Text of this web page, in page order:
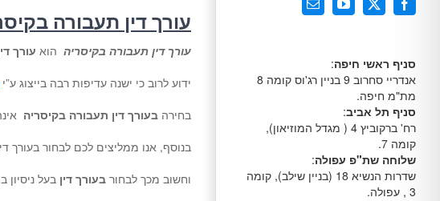
Facebook
X
YouTubeכתובת
סניף ראשי חיפה:
אנדריי סחרוב 9 בניין רג'וס קומה 8
מת"מ חיפה.
סניף תל אביב:
רח' ברקוביץ 4 ( מגדל המוזיאון),
קומה 7.
שלוחה שת"פ עפולה:
שדרות הנשיא 18 (בניין שילב), קומה
3 , עפולה.
עורך דין תעבורה
עורך דין תעבורה בקיסריה הוא עורך
ידוע לרוב כי ישנה עדיפות רבה בייצוג ע”י
בחירה בעורך דין תעבורה בקיסריה
בנוסף, אנו ממליצים לכם לבחור בעורך
וחשוב מכך לבחור בעורך דין בעל ניסיון